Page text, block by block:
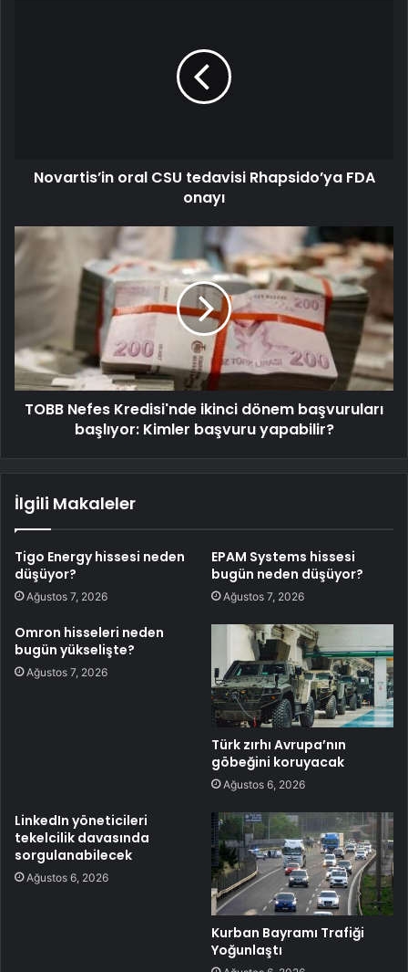
Novartis’in oral CSU tedavisi Rhapsido’ya FDA
onayı
TOBB Nefes Kredisi'nde ikinci dönem başvuruları
başlıyor: Kimler başvuru yapabilir?
İlgili Makaleler
Tigo Energy hissesi neden
düşüyor?
Ağustos 7, 2026
EPAM Systems hissesi
bugün neden düşüyor?
Ağustos 7, 2026
Omron hisseleri neden
bugün yükselişte?
Ağustos 7, 2026
Türk zırhı Avrupa’nın
göbeğini koruyacak
Ağustos 6, 2026
LinkedIn yöneticileri
tekelcilik davasında
sorgulanabilecek
Ağustos 6, 2026
Kurban Bayramı Trafiği
Yoğunlaştı